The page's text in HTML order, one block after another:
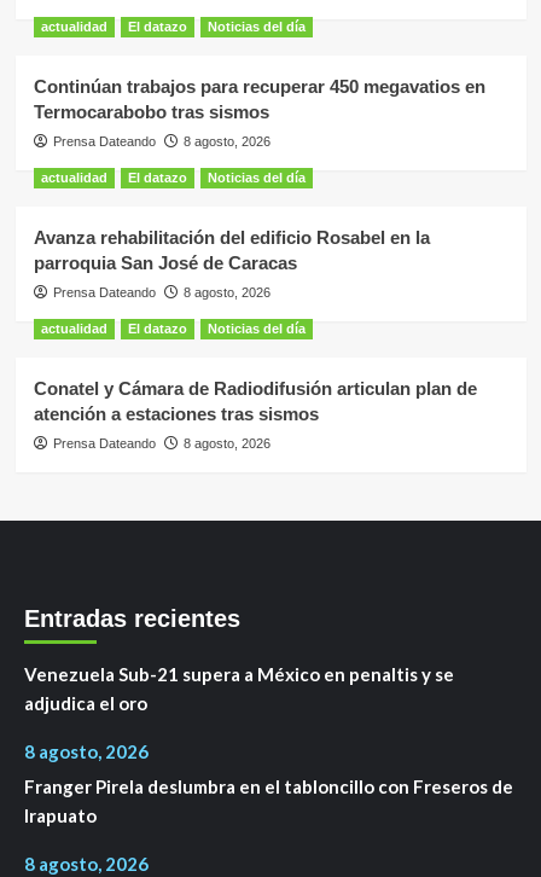
actualidad El datazo Noticias del día
Continúan trabajos para recuperar 450 megavatios en
Termocarabobo tras sismos
Prensa Dateando 8 agosto, 2026
actualidad El datazo Noticias del día
Avanza rehabilitación del edificio Rosabel en la
parroquia San José de Caracas
Prensa Dateando 8 agosto, 2026
actualidad El datazo Noticias del día
Conatel y Cámara de Radiodifusión articulan plan de
atención a estaciones tras sismos
Prensa Dateando 8 agosto, 2026
Entradas recientes
Venezuela Sub-21 supera a México en penaltis y se
adjudica el oro
8 agosto, 2026
Franger Pirela deslumbra en el tabloncillo con Freseros de
Irapuato
8 agosto, 2026